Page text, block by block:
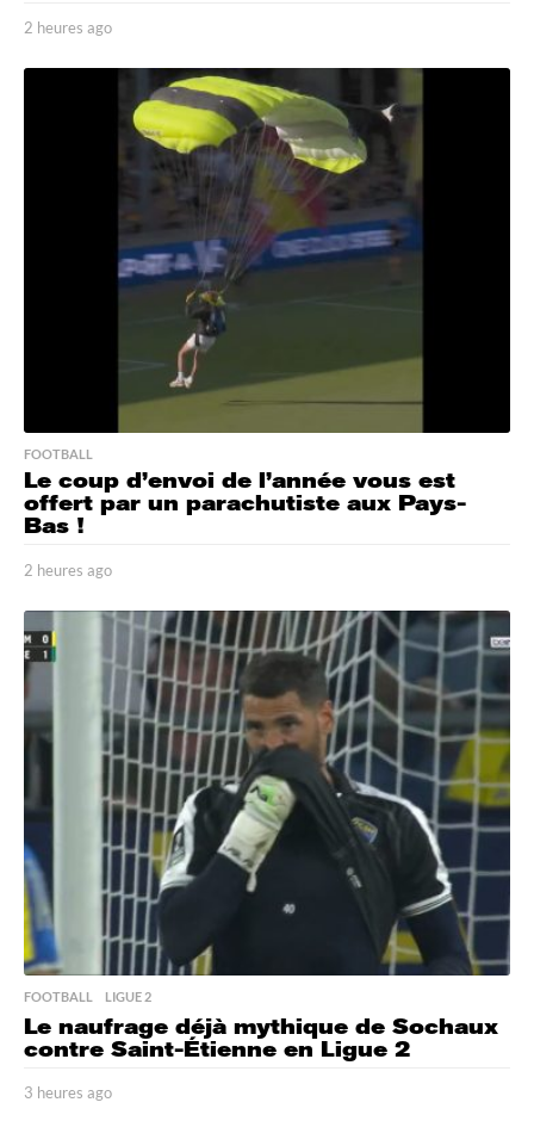
2 heures ago
e
FOOTBALL
Le coup d’envoi de l’année vous est
offert par un parachutiste aux Pays-
Bas !
2 heures ago
e
r
a
g
FOOTBALL ,LIGUE 2
Le naufrage déjà mythique de Sochaux
contre Saint-Étienne en Ligue 2
3 heures ago